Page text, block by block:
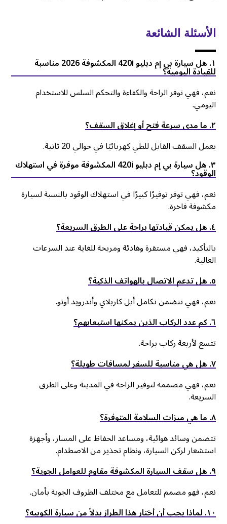
الأسئلة الشائعة
۱. هل سيارة بي إم دبليو 420i المكشوفة 2026 مناسبة
للقيادة اليومية؟
نعم، فهي توفر الراحة والكفاءة والتحكم السلس للاستخدام
اليومي.
۲. ما مدى سرعة فتح أو إغلاق السقف؟
يعمل السقف القابل للطي كهربائيًا في حوالي 20 ثانية.
۳. هل سيارة بي إم دبليو 420i المكشوفة موفرة في استهلاك
الوقود؟
نعم، فهي توفر توفيرًا كبيرًا في استهلاك الوقود بالنسبة لسيارة
مكشوفة فاخرة.
٤. هل يمكن قيادتها براحة على الطرق السريعة؟
بالتأكيد، فهي مستقرة وهادئة ومريحة للغاية عند السرعات
العالية.
٥. هل تدعم الاتصال بالهواتف الذكية؟
نعم، فهي تتضمن تكامل أبل كاربلاي وأندرويد أوتو.
٦. كم عدد الركاب الذين يمكنها استيعابهم؟
تتسع لأربعة ركاب براحة.
٧. هل هي مناسبة للسفر لمسافات طويلة؟
نعم، فهي مصممة لتوفير الراحة في المدينة وعلى الطرق
السريعة.
٨. ما هي ميزات السلامة المتوفرة؟
تتضمن وسائد هوائية، ومساعد الحفاظ على المسار، وأجهزة
استشعار لركن السيارة، ونظام تحذير من الاصطدام.
٩. هل سقف السيارة المكشوفة مقاوم للعوامل الجوية؟
نعم، فهو مصمم للتعامل مع مختلف الظروف الجوية بأمان.
۱٠. لماذا يجب أن أختار هذا الطراز بدلاً من سيارة الكوبيه؟